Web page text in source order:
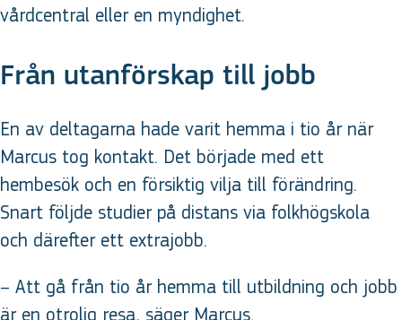
vårdcentral eller en myndighet.
Från utanförskap till jobb
En av deltagarna hade varit hemma i tio år när
Marcus tog kontakt. Det började med ett
hembesök och en försiktig vilja till förändring.
Snart följde studier på distans via folkhögskola
och därefter ett extrajobb.
– Att gå från tio år hemma till utbildning och jobb
är en otrolig resa, säger Marcus.